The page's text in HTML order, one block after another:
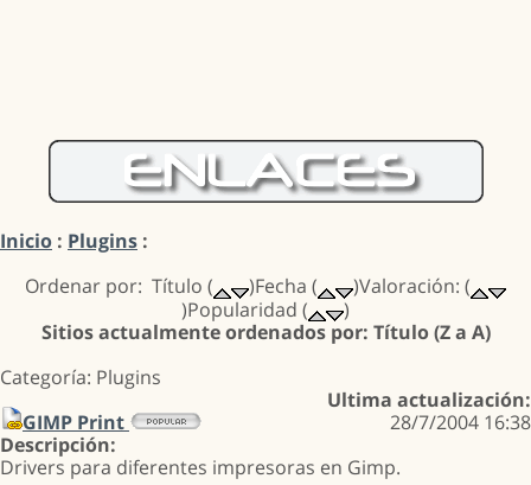
Inicio : Plugins :
Ordenar por: Título (
)Fecha (
)Valoración: (
)Popularidad (
)
Sitios actualmente ordenados por: Título (Z a A)
Categoría: Plugins
GIMP Print
Ultima actualización:
28/7/2004 16:38
Descripción:
Drivers para diferentes impresoras en Gimp.